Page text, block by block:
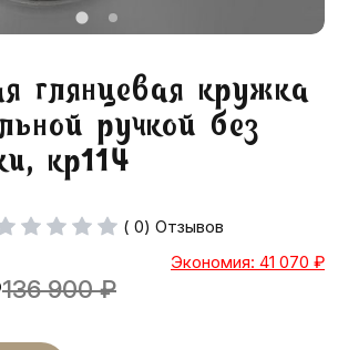
глянцевая кружка
ручкой без
кр114
( 0) Отзывов
136 900 ₽
Экономия: 41 070 ₽